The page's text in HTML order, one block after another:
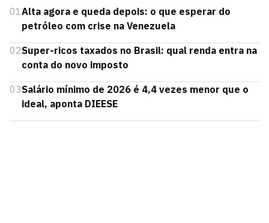
01Alta agora e queda depois: o que esperar do
petróleo com crise na Venezuela
02Super-ricos taxados no Brasil: qual renda entra na
conta do novo imposto
03Salário mínimo de 2026 é 4,4 vezes menor que o
ideal, aponta DIEESE